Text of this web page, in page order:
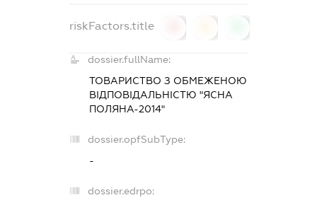
riskFactors.title
dossier.fullName:
ТОВАРИСТВО З ОБМЕЖЕНОЮ
ВІДПОВІДАЛЬНІСТЮ "ЯСНА
ПОЛЯНА-2014"
dossier.opfSubType:
-
dossier.edrpo: